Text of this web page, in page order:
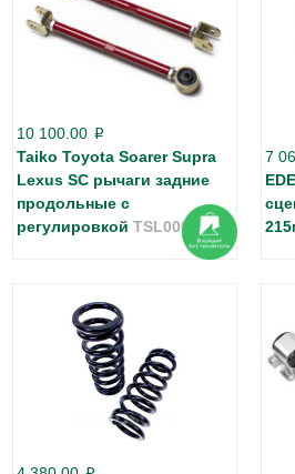
10 100.00 p
Taiko Toyota Soarer Supra
Lexus SC рычаги задние
продольные с
регулировкой TSL000080
7